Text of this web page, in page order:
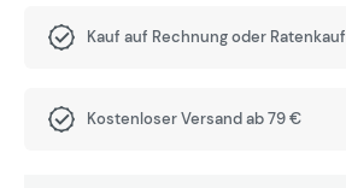
Kauf auf Rechnung oder Ratenkauf
Kostenloser Versand ab 79 €